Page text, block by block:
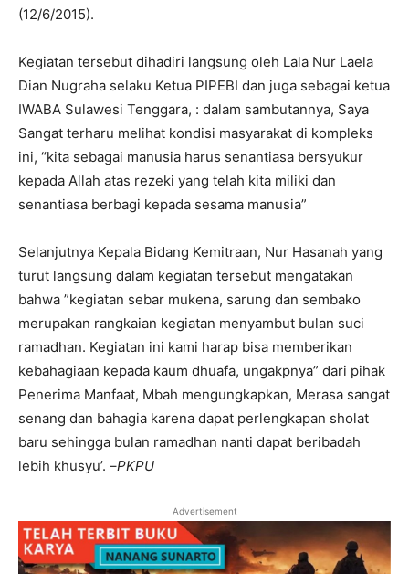
(12/6/2015).
Kegiatan tersebut dihadiri langsung oleh Lala Nur Laela
Dian Nugraha selaku Ketua PIPEBI dan juga sebagai ketua
IWABA Sulawesi Tenggara, : dalam sambutannya, Saya
Sangat terharu melihat kondisi masyarakat di kompleks
ini, “kita sebagai manusia harus senantiasa bersyukur
kepada Allah atas rezeki yang telah kita miliki dan
senantiasa berbagi kepada sesama manusia”
Selanjutnya Kepala Bidang Kemitraan, Nur Hasanah yang
turut langsung dalam kegiatan tersebut mengatakan
bahwa ”kegiatan sebar mukena, sarung dan sembako
merupakan rangkaian kegiatan menyambut bulan suci
ramadhan. Kegiatan ini kami harap bisa memberikan
kebahagiaan kepada kaum dhuafa, ungakpnya” dari pihak
Penerima Manfaat, Mbah mengungkapkan, Merasa sangat
senang dan bahagia karena dapat perlengkapan sholat
baru sehingga bulan ramadhan nanti dapat beribadah
lebih khusyu’. –PKPU
Advertisement